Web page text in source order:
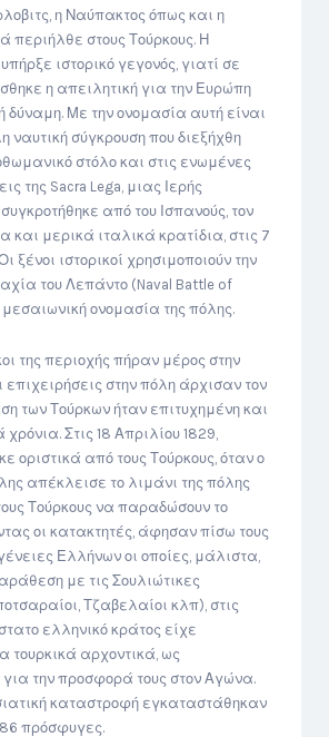
η Ναύπακτος όπως και η
περιήλθε στους Τούρκους. Η
ιστορικό γεγονός, γιατί σε
η απειλητική για την Ευρώπη
δύναμη. Με την ονομασία αυτή είναι
ναυτική σύγκρουση που διεξήχθη
στόλο και στις ενωμένες
της Sacra Lega, μιας Ιερής
από του Ισπανούς, τον
και μερικά ιταλικά κρατίδια, στις 7
ξένοι ιστορικοί χρησιμοποιούν την
του Λεπάντο (Naval Battle of
ονομασία της πόλης.
της περιοχής πήραν μέρος στην
στην πόλη άρχισαν τον
των Τούρκων ήταν επιτυχημένη και
Στις 18 Απριλίου 1829,
οριστικά από τους Τούρκους, όταν ο
απέκλεισε το λιμάνι της πόλης
Τούρκους να παραδώσουν το
οι κατακτητές, άφησαν πίσω τους
Ελλήνων οι οποίες, μάλιστα,
με τις Σουλιώτικες
Τζαβελαίοι κλπ), στις
ελληνικό κράτος είχε
τουρκικά αρχοντικά, ως
την προσφορά τους στον Αγώνα.
καταστροφή εγκαταστάθηκαν
πρόσφυγες.